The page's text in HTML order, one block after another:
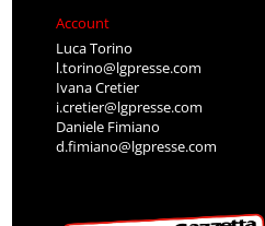
Account
Luca Torino
l.torino@lgpresse.com
Ivana Cretier
i.cretier@lgpresse.com
Daniele Fimiano
d.fimiano@lgpresse.com